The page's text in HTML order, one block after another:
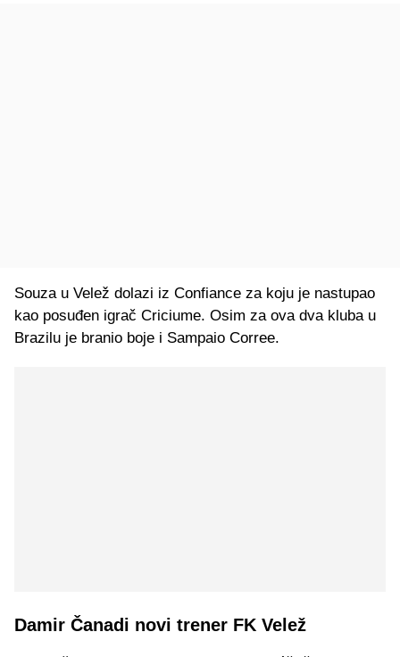
Souza u Velež dolazi iz Confiance za koju je nastupao
kao posuđen igrač Criciume. Osim za ova dva kluba u
Brazilu je branio boje i Sampaio Corree.
Damir Čanadi novi trener FK Velež